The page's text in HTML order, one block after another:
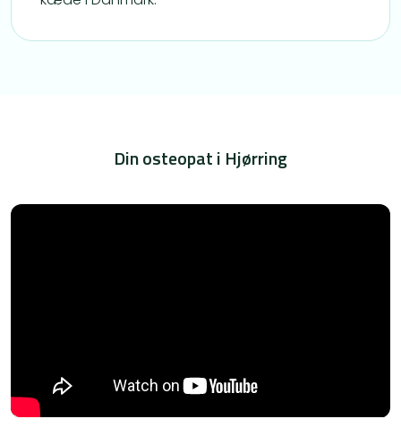
Din osteopat i Hjørring